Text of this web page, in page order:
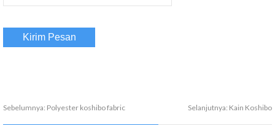
Sebelumnya: Polyester koshibo fabric Selanjutnya: Kain Koshibo